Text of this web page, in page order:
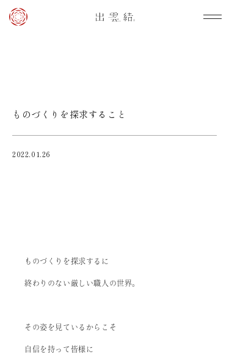
ものづくりを探求すること
2022.01.26
ものづくりを探求するに
終わりのない厳しい職人の世界。
その姿を見ているからこそ
自信を持って皆様に